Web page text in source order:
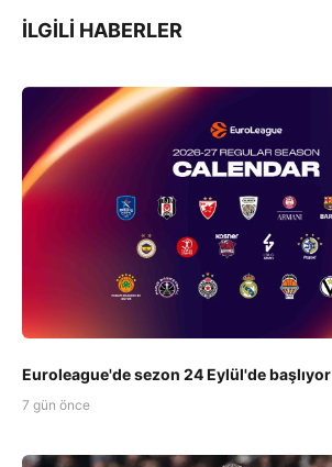
İLGILI HABERLER
Euroleague'de sezon 24 Eylül'de başlıyor
7 gün önce